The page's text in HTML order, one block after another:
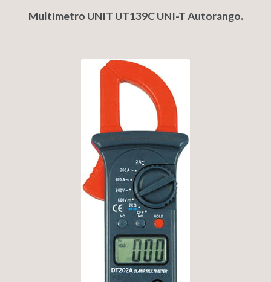
Multímetro UNIT UT139C UNI-T Autorango.